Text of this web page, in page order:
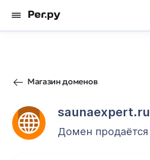
Магазин доменов
saunaexpert.ru
Домен продаётся